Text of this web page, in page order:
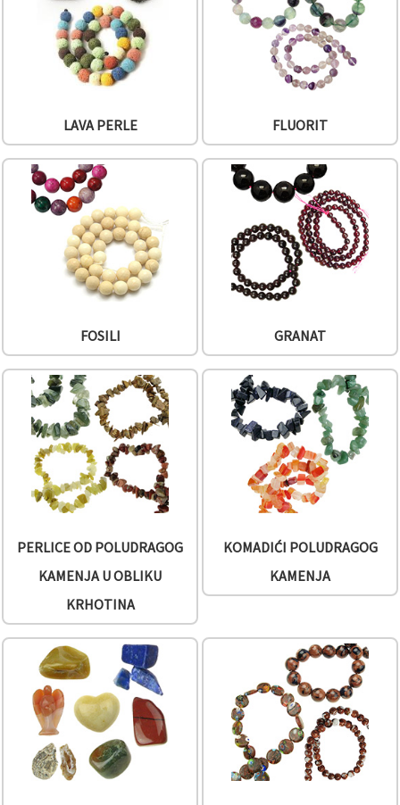
LAVA PERLE FLUORIT
FOSILI GRANAT
PERLICE OD POLUDRAGOG
KAMENJA U OBLIKU
KRHOTINA
KOMADIĆI POLUDRAGOG
KAMENJA